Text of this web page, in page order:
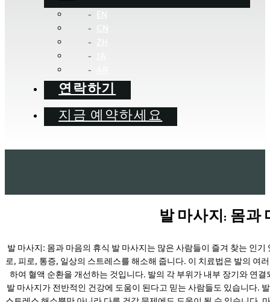
EN
연락하기
지금 예약하세요
발 마사지: 몸과
발 마사지: 몸과 마음의 휴식 발 마사지는 많은 사람들이 즐겨 찾는 인기
로, 피로, 통증, 일상의 스트레스를 해소해 줍니다. 이 치료법은 발의 여
하여 혈액 순환을 개선하는 것입니다. 발의 각 부위가 내부 장기와 연결
발 마사지가 전반적인 건강에 도움이 된다고 믿는 사람들도 있습니다.